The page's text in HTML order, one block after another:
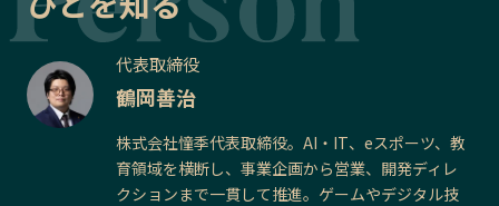
代表取締役
鶴岡善治
株式会社憧季代表取締役。AI・IT、eスポーツ、教
育領域を横断し、事業企画から営業、開発ディレ
クションまで一貫して推進。ゲームやデジタル技